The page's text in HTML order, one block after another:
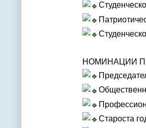
НОМИНАЦИИ
Староста